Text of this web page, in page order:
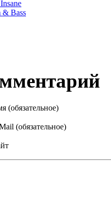
& Bass
(обязательное)
(обязательное)